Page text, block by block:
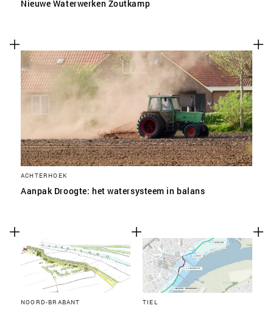
Nieuwe Waterwerken Zoutkamp
ACHTERHOEK
Aanpak Droogte: het watersysteem in balans
NOORD-BRABANT TIEL